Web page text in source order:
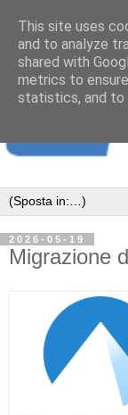
2026-05-19
Migrazione
This site uses
and to analyze
shared with
metrics to
statistics, and to